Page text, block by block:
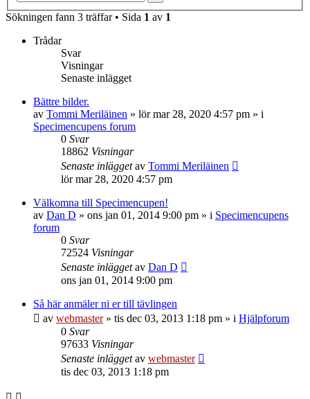
Sökningen fann 3 träffar • Sida 1 av 1
Trådar
Svar
Visningar
Senaste inlägget
Bättre bilder.
av Tommi Meriläinen » lör mar 28, 2020 4:57 pm » i
Specimencupens forum
0 Svar
18862 Visningar
Senaste inläggetav Tommi Meriläinen
lör mar 28, 2020 4:57 pm
Välkomna till Specimencupen!
av Dan D » ons jan 01, 2014 9:00 pm » i Specimencupens
forum
0 Svar
72524 Visningar
Senaste inläggetav Dan D
ons jan 01, 2014 9:00 pm
Så här anmäler ni er till tävlingen
av webmaster» tis dec 03, 2013 1:18 pm » i Hjälpforum
0 Svar
97633 Visningar
Senaste inläggetav webmaster
tis dec 03, 2013 1:18 pm